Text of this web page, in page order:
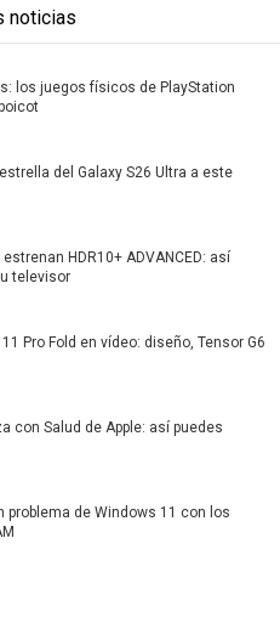
noticias
los juegos físicos de PlayStation
del Galaxy S26 Ultra a este
HDR10+ ADVANCED: así
televisor
Pro Fold en vídeo: diseño, Tensor G6
con Salud de Apple: así puedes
de Windows 11 con los